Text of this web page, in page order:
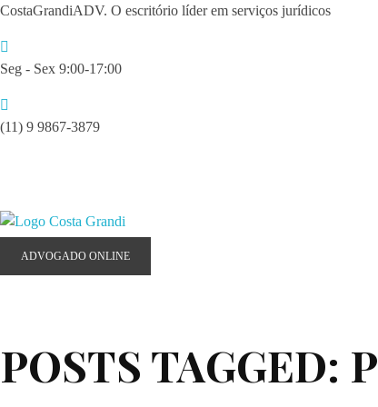
CostaGrandiADV. O escritório líder em serviços jurídicos
Seg - Sex 9:00-17:00
(11) 9 9867-3879
CostagrandiADV
Advogado Imobiliário, Usucapião, Advogado Especialista em Leilão de Imóveis, Despejo, Reintegração de Posse, Esbulho Possessório, Registro de Imóveis, Incorporação Imobiliária, Direito Imobiliário
ADVOGADO ONLINE
POSTS TAGGED: